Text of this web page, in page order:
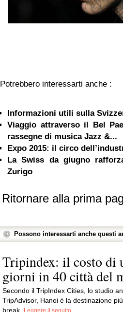
Potrebbero interessarti anche :
Informazioni utili sulla
Viaggio attraverso il Bel
rassegne di musica Jazz &...
Expo 2015: il circo
La Swiss da giugno
Zurigo
Ritornare alla prima
Possono interessarti anche questi
Tripindex: il costo di
giorni in 40 città del
Secondo il TripIndex Cities, lo studio
TripAdvisor, Hanoi è la destinazione
break.
Leggere il seguito